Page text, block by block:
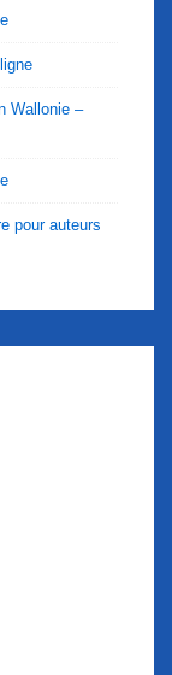
Wallonie –
pour auteurs